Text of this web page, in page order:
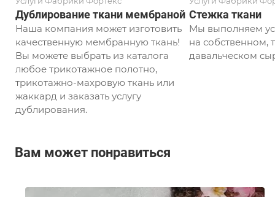
Дублирование ткани мембраной
Наша компания может изготовить
качественную мембранную ткань!
Вы можете выбрать из каталога
любое трикотажное полотно,
трикотажно-махровую ткань или
жаккард и заказать услугу
дублирования.
Стежка ткани
Мы выполняем
на собственном,
давальческом
Вам может понравиться